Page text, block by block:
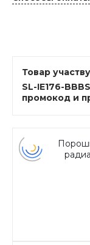
Товар
SL-IE176-
промокод и